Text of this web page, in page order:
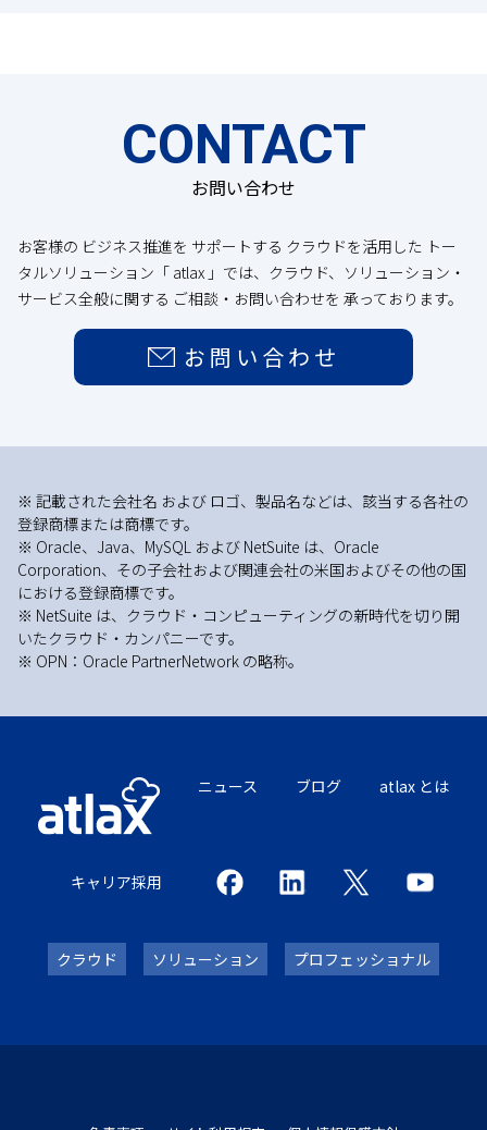
CONTACT
お問い合わせ
お客様の ビジネス推進を サポートする クラウドを活用した トー
タルソリューション「 atlax 」では、クラウド、ソリューション・
サービス全般に関する ご相談・お問い合わせを 承っております。
お問い合わせ
※ 記載された会社名 および ロゴ、製品名などは、該当する各社の
登録商標または商標です。
※ Oracle、Java、MySQL および NetSuite は、Oracle
Corporation、その子会社および関連会社の米国およびその他の国
における登録商標です。
※ NetSuite は、クラウド・コンピューティングの新時代を切り開
いたクラウド・カンパニーです。
※ OPN：Oracle PartnerNetwork の略称。
ニュース ブログ atlax とは
キャリア採用
クラウド ソリューション プロフェッショナル